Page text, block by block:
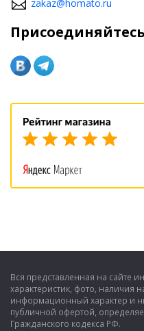
zakaz@homato.ru
Вся представленная на сайте
характеристик, фото, наличия
информационный характер и
публичной офертой,
Гражданского кодекса РФ.